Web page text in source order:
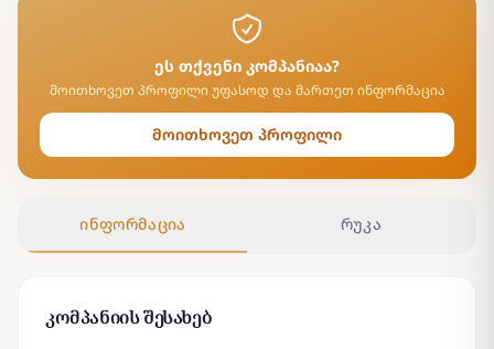
ეს თქვენი კომპანიაა?
მოითხოვეთ პროფილი უფასოდ და მართეთ ინფორმაცია
მოითხოვეთ პროფილი
ინფორმაცია რუკა
კომპანიის შესახებ